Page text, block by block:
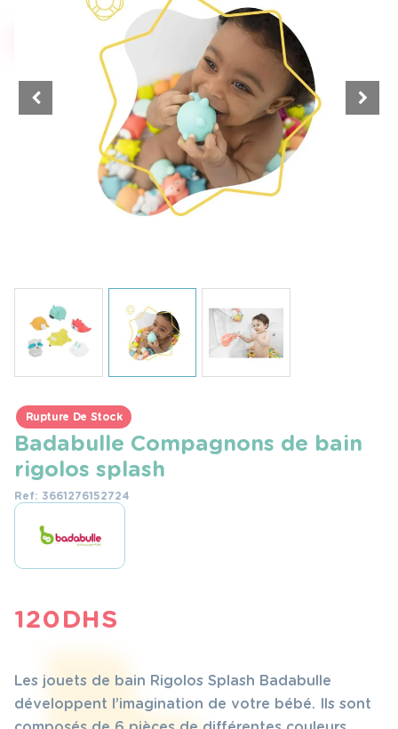
Rupture De Stock
Badabulle Compagnons de bain
rigolos splash
Ref: 3661276152724
120DHS
Les jouets de bain Rigolos Splash Badabulle
développent l’imagination de votre bébé. Ils sont